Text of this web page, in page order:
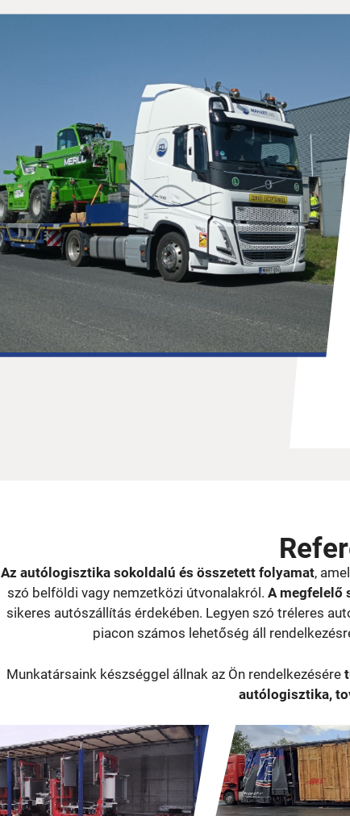
Az autólogisztika sokoldalú és összetett folyamat,
szó belföldi vagy nemzetközi útvonalakról. A megfelelő
sikeres autószállítás érdekében. Legyen szó tréleres
piacon számos lehetőség áll
Munkatársaink készséggel állnak az Ön rendelkezésére
autólogisztika,